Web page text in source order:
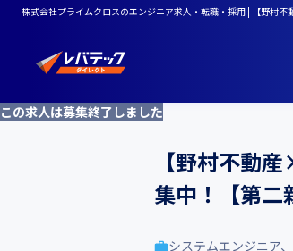
株式会社プライムクロスのエンジニア求人・転職・採用 | 【野村
この求人は募集終了しました
【野村不動
集中！【第二
システムエンジニア